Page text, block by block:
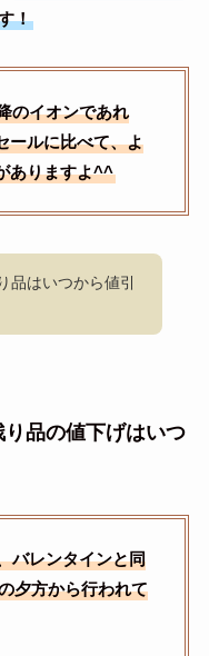
！
のイオンであれ
ールに比べて、よ
ありますよ^^
品はいつから値引
品の値下げはいつ
バレンタインと同
夕方から行われて